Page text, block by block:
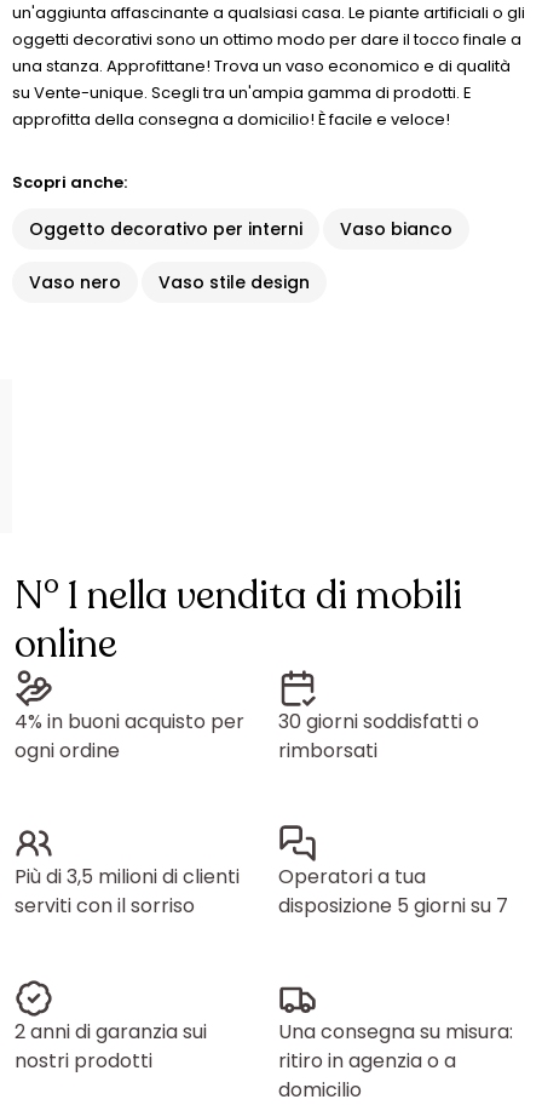
un'aggiunta affascinante a qualsiasi casa. Le piante artificiali o gli
oggetti decorativi sono un ottimo modo per dare il tocco finale a
una stanza. Approfittane! Trova un vaso economico e di qualità
su Vente-unique. Scegli tra un'ampia gamma di prodotti. E
approfitta della consegna a domicilio! È facile e veloce!
Scopri anche:
Oggetto decorativo per interni Vaso bianco
Vaso nero Vaso stile design
N° 1 nella vendita di mobili
online
4% in buoni acquisto per
ogni ordine
30 giorni soddisfatti o
rimborsati
Più di 3,5 milioni di clienti
serviti con il sorriso
Operatori a tua
disposizione 5 giorni su 7
2 anni di garanzia sui
nostri prodotti
Una consegna su misura:
ritiro in agenzia o a
domicilio